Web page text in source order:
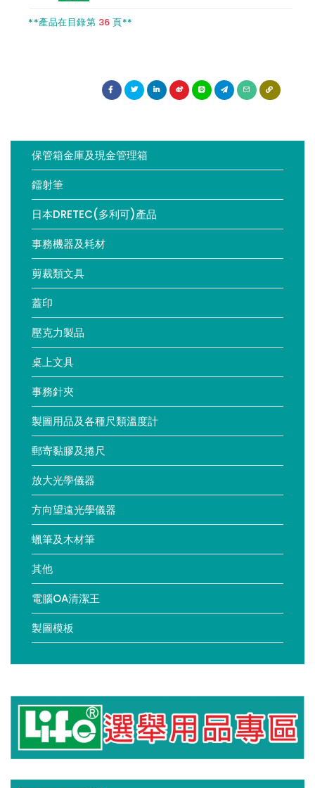
製圖模板
**產品在目錄第 36 頁**
保管箱金庫及現金管理箱
鐳射筆
日本DRETEC(多利可)產品
事務機器及耗材
剪裁類文具
蓋印
壓克力製品
桌上文具
事務針夾
製圖用品及各種尺類溫度計
郵寄黏膠及捲尺
放大光學儀器
方向望遠光學儀器
蠟筆及木材筆
其他
電腦OA清潔王
製圖模板